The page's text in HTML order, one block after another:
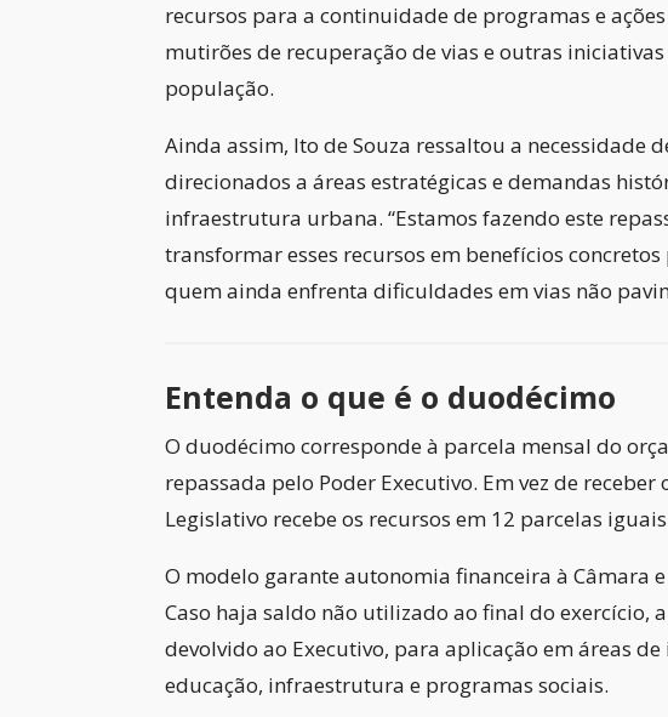
recursos para a continuidade de programas e
mutirões de recuperação de vias e outras
população.
Ainda assim, Ito de Souza ressaltou a necessidade
direcionados a áreas estratégicas e demandas
infraestrutura urbana. “Estamos fazendo este
transformar esses recursos em benefícios
quem ainda enfrenta dificuldades em vias não
Entenda o que é o duodécimo
O duodécimo corresponde à parcela mensal do
repassada pelo Poder Executivo. Em vez de
Legislativo recebe os recursos em 12 parcelas
O modelo garante autonomia financeira à Câmara
Caso haja saldo não utilizado ao final do exercício,
devolvido ao Executivo, para aplicação em áreas
educação, infraestrutura e programas sociais.